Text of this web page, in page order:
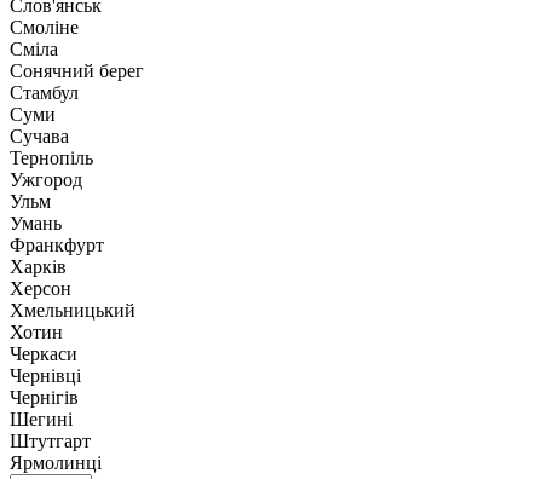
Слов'янськ
Смоліне
Сміла
Сонячний берег
Стамбул
Суми
Сучава
Тернопіль
Ужгород
Ульм
Умань
Франкфурт
Харків
Херсон
Хмельницький
Хотин
Черкаси
Чернівці
Чернігів
Шегині
Штутгарт
Ярмолинці